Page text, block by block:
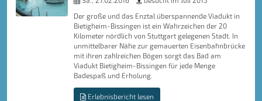
Der große und das Enztal überspannende Viadukt in
Bietigheim-Bissingen ist ein Wahrzeichen der 20
Kilometer nördlich von Stuttgart gelegenen Stadt. In
unmittelbarer Nähe zur gemauerten Eisenbahnbrücke
mit ihren zahlreichen Bögen sorgt das Bad am
Viadukt Bietigheim-Bissingen für jede Menge
Badespaß und Erholung.
Erlebnisbericht lesen